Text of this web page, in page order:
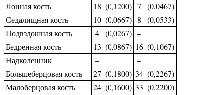
Лонная кость 18 (0,1200) 7
(0,0467)
Седалищная кость
10 (0,0667) 8
(0,0533)
Подвздошная кость
4 (0,0267) –
Бедренная кость
13 (0,0867) 16 (0,1067)
Надколенник
–
–
Большеберцовая кость
27 (0,1800) 34 (0,2267)
Малоберцовая кость
24 (0,1600) 33 (0,2200)